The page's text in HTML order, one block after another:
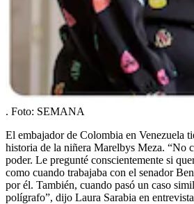
. Foto: SEMANA
El embajador de Colombia en Venezuela
historia de la niñera Marelbys Meza. “No
poder. Le pregunté conscientemente si
como cuando trabajaba con el senador
por él. También, cuando pasó un caso
polígrafo”, dijo Laura Sarabia en